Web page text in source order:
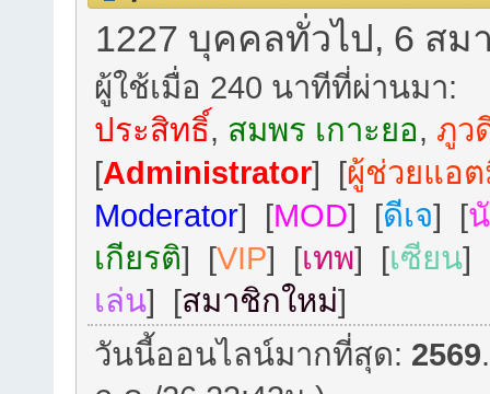
1227 บุคคลทั่วไป, 6 สม
ผู้ใช้เมื่อ 240 นาทีที่ผ่านมา:
ประสิทธิ์, สมพร เกาะยอ, ภูว
[Administrator] [ผู้ช่วยแอ
Moderator] [MOD] [ดีเจ] [
เกียรติ] [VIP] [เทพ] [เซียน]
เล่น] [สมาชิกใหม่]
วันนี้ออนไลน์มากที่สุด: 2569